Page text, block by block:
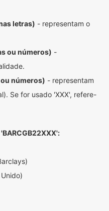
letras) - representam o
ou números) -
números) - representam
Se for usado 'XXX', refere-